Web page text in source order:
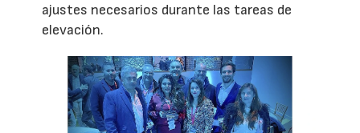
ajustes necesarios durante las tareas de
elevación.